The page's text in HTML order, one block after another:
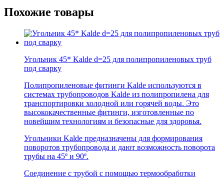
Похожие товары
Угольник 45* Kalde d=25 для полипропиленовых труб
под сварку
Полипропиленовые фитинги Kalde используются в
системах трубопроводов Kalde из полипропилена для
транспортировки холодной или горячей воды. Это
высококачественные фитинги, изготовленные по
новейшим технологиям и безопасные для здоровья.
Угольники Kalde предназначены для формирования
поворотов трубопровода и дают возможность поворота
трубы на 45º и 90º.
Соединение с трубой с помощью термообработки